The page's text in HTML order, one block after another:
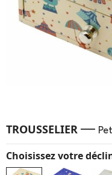
TROUSSELIER —
Choisissez votre